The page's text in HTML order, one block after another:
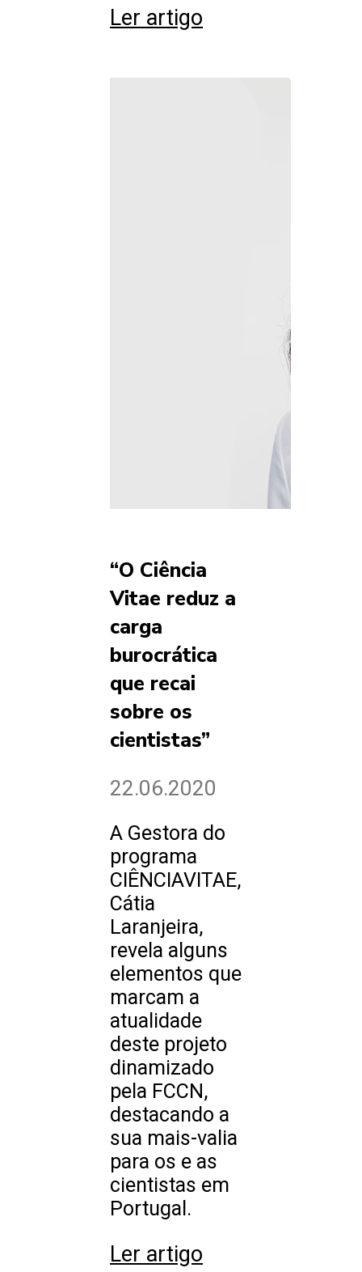
Ler artigo
“O Ciência
Vitae reduz a
carga
burocrática
que recai
sobre os
cientistas”
22.06.2020
A Gestora do
programa
CIÊNCIAVITAE,
Cátia
Laranjeira,
revela alguns
elementos que
marcam a
atualidade
deste projeto
dinamizado
pela FCCN,
destacando a
sua mais-valia
para os e as
cientistas em
Portugal.
Ler artigo